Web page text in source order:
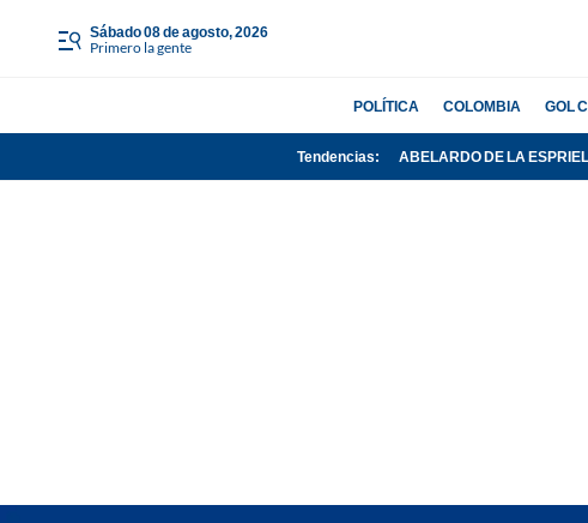
sábado 08 de agosto, 2026
Primero la gente
POLÍTICA COLOMBIA GOL
Tendencias: ABELARDO DE LA